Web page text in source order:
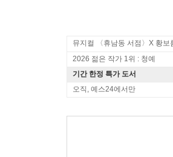
2026 젊은 작가 1위 : 청예
기간 한정 특가 도서
오직, 예스24에서만